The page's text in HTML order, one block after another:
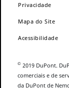
Privacidade
Mapa do Site
Acessibilidade
© 2019 DuPont.
comerciais e de
da DuPont de